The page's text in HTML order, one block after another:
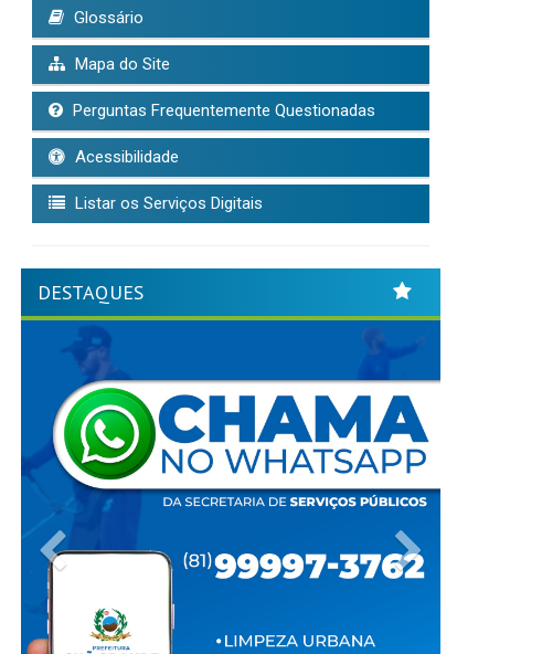
Glossário
Mapa do Site
Perguntas Frequentemente Questionadas
Acessibilidade
Listar os Serviços Digitais
DESTAQUES
Previous